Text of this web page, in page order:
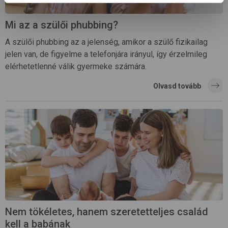
Mi az a szülői phubbing?
A szülői phubbing az a jelenség, amikor a szülő fizikailag
jelen van, de figyelme a telefonjára irányul, így érzelmileg
elérhetetlenné válik gyermeke számára.
Olvasd tovább
Nem tökéletes, hanem szeretetteljes család
kell a babának